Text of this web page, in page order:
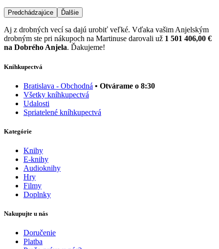
Predchádzajúce Ďalšie
Aj z drobných vecí sa dajú urobiť veľké. Vďaka vašim Anjelským
drobným ste pri nákupoch na Martinuse darovali už 1 501 406,00 €
na Dobrého Anjela. Ďakujeme!
Kníhkupectvá
Bratislava - Obchodná • Otvárame o 8:30
Všetky kníhkupectvá
Udalosti
Spriatelené kníhkupectvá
Kategórie
Knihy
E-knihy
Audioknihy
Hry
Filmy
Doplnky
Nakupujte u nás
Doručenie
Platba